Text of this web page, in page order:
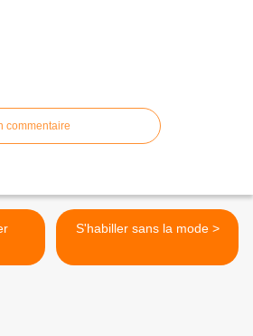
commentaire
S'habiller sans la mode >